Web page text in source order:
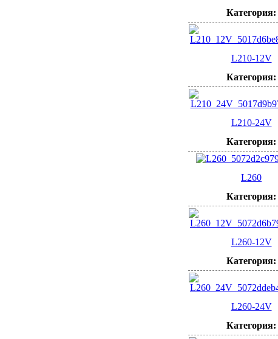
Категория:
L210-12V
Категория:
L210-24V
Категория:
L260
Категория:
L260-12V
Категория:
L260-24V
Категория: